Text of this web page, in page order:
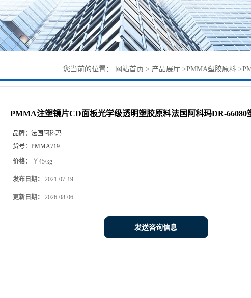
您当前的位置： 网站首页 > 产品展厅 >PMMA塑胶原料 >
DR-66080塑料价格
PMMA注塑镜片CD面板光学级透明塑胶原料法国阿科玛DR-66080
品牌： 法国阿科玛
货号： PMMA719
价格： ￥45/kg
发布日期： 2021-07-19
更新日期： 2026-08-06
发送咨询信息